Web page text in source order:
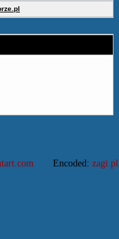
Encoded: zagi.pl